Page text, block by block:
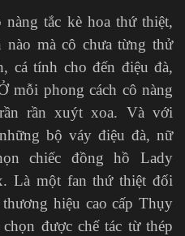
tắc kè hoa thứ thiệt,
mà cô chưa từng thử
cá tính cho đến điệu đà,
mỗi phong cách cô nàng
rần xuýt xoa. Và với
bộ váy điệu đà, nữ
chiếc đồng hồ Lady
Là một fan thứ thiệt đối
hiệu cao cấp Thụy
được chế tác từ thép